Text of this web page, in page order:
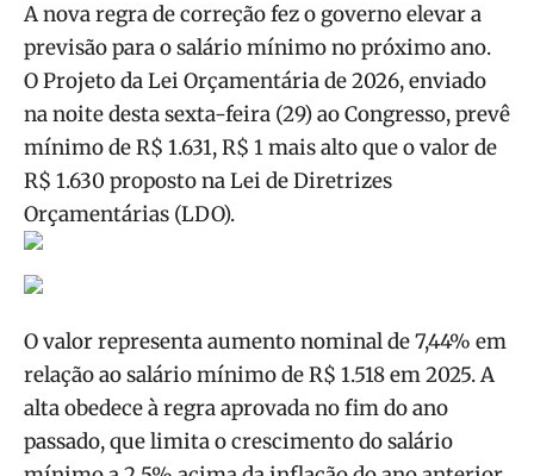
A nova regra de correção fez o governo elevar a
previsão para o salário mínimo no próximo ano.
O Projeto da Lei Orçamentária de 2026, enviado
na noite desta sexta-feira (29) ao Congresso, prevê
mínimo de R$ 1.631, R$ 1 mais alto que o valor de
R$ 1.630 proposto na Lei de Diretrizes
Orçamentárias (LDO).
O valor representa aumento nominal de 7,44% em
relação ao salário mínimo de R$ 1.518 em 2025. A
alta obedece à regra aprovada no fim do ano
passado, que limita o crescimento do salário